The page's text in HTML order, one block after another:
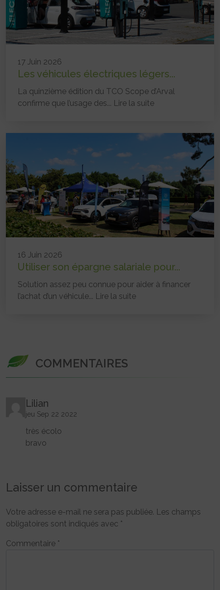
17 Juin 2026
Les véhicules électriques légers...
La quinzième édition du TCO Scope d’Arval
confirme que l’usage des... Lire la suite
16 Juin 2026
Utiliser son épargne salariale pour...
Solution assez peu connue pour aider à financer
l’achat d’un véhicule... Lire la suite
COMMENTAIRES
Lilian
jeu Sep 22 2022
très écolo
bravo
Laisser un commentaire
Votre adresse e-mail ne sera pas publiée. Les champs
obligatoires sont indiqués avec *
Commentaire *